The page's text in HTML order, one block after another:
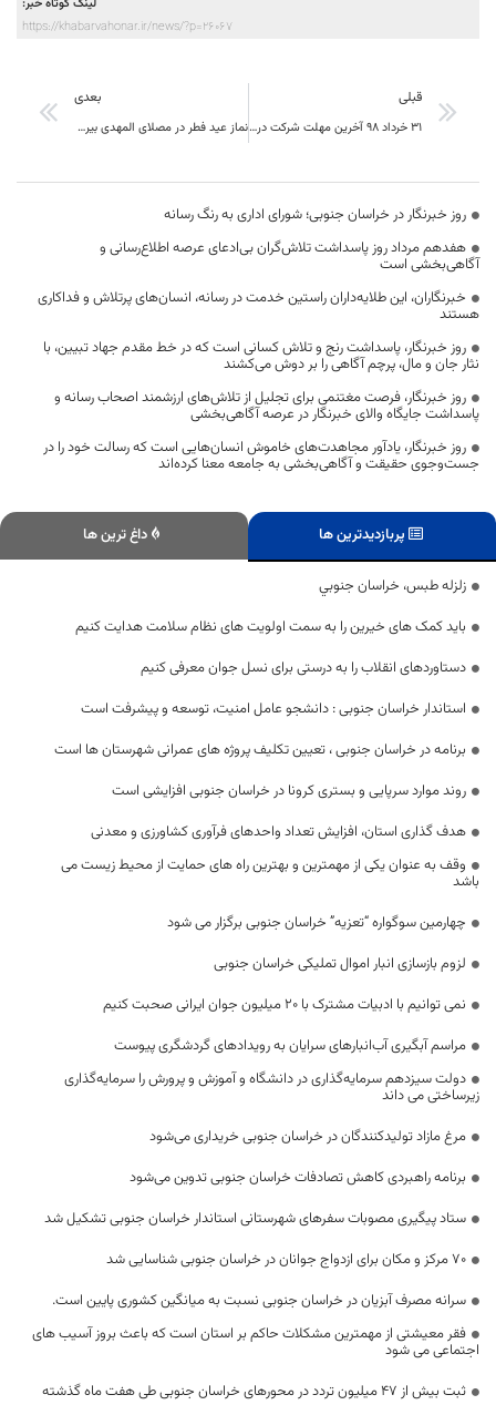
لینک کوتاه خبر:
https://khabarvahonar.ir/news/?p=26067
قبلی
31 خرداد 98 آخرین مهلت شرکت در سومین جشنواره استانی کتاب خراسان جنوبی
بعدی
نماز عید فطر در مصلای المهدی بیرجند اقامه می شود
روز خبرنگار در خراسان جنوبی؛ شورای اداری به رنگ رسانه
هفدهم مرداد روز پاسداشت تلاش‌گران بی‌ادعای عرصه اطلاع‌رسانی و
آگاهی‌بخشی است
خبرنگاران، این طلایه‌داران راستین خدمت در رسانه، انسان‌های پرتلاش و فداکاری
هستند
روز خبرنگار، پاسداشت رنج و تلاش کسانی است که در خط مقدم جهاد تبیین، با
نثار جان و مال، پرچم آگاهی را بر دوش می‌کشند
روز خبرنگار، فرصت مغتنمی برای تجلیل از تلاش‌های ارزشمند اصحاب رسانه و
پاسداشت جایگاه والای خبرنگار در عرصه آگاهی‌بخشی
روز خبرنگار، یادآور مجاهدت‌های خاموش انسان‌هایی است که رسالت خود را در
جست‌وجوی حقیقت و آگاهی‌بخشی به جامعه معنا کرده‌اند
پربازدیدترین ها داغ ترین ها
زلزله طبس، خراسان جنوبي
باید کمک های خیرین را به سمت اولویت های نظام سلامت هدایت کنیم
دستاوردهای انقلاب را به درستی برای نسل جوان معرفی کنیم
استاندار خراسان جنوبی : دانشجو عامل امنیت، توسعه و پیشرفت است
برنامه در خراسان جنوبی ، تعیین تکلیف پروژه های عمرانی شهرستان ها است
روند موارد سرپایی و بستری کرونا در خراسان جنوبی افزایشی است
هدف گذاری استان، افزایش تعداد واحدهای فرآوری کشاورزی و معدنی
وقف به عنوان یکی از مهمترین و بهترین راه های حمایت از محیط زیست می
باشد
چهارمین سوگواره “تعزیه” خراسان جنوبی برگزار می شود
لزوم بازسازی انبار اموال تملیکی خراسان جنوبی
نمی توانیم با ادبیات مشترک با 20 میلیون جوان ایرانی صحبت کنیم
مراسم آبگیری آب‌انبارهای سرایان به رویدادهای گردشگری پیوست
دولت سیزدهم سرمایه‌گذاری در دانشگاه و آموزش و پرورش را سرمایه‌گذاری
زیرساختی می داند
مرغ مازاد تولیدکنندگان در خراسان جنوبی خریداری می‌شود
برنامه راهبردی کاهش تصادفات خراسان جنوبی تدوین می‌شود
ستاد پیگیری مصوبات سفرهای شهرستانی استاندار خراسان جنوبی تشکیل شد
۷۰ مرکز و مکان برای ازدواج جوانان در خراسان جنوبی شناسایی شد
سرانه مصرف آبزیان در خراسان جنوبی نسبت به میانگین کشوری پایین است.
فقر معیشتی از مهمترین مشکلات حاکم بر استان است که باعث بروز آسیب های
اجتماعی می شود
ثبت بیش از ۴۷ میلیون تردد در محورهای خراسان جنوبی طی هفت ماه گذشته